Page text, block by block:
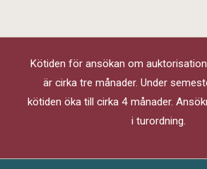
Kötiden för ansökan om
är cirka tre månader. Under
kötiden öka till cirka 4 månader.
i turordning.